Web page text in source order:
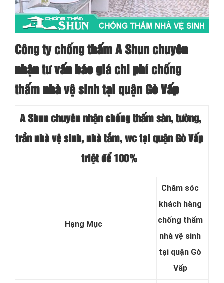
Công ty chống thấm A Shun chuyên
nhận tư vấn báo giá chi phí chống
thấm nhà vệ sinh tại quận Gò Vấp
A Shun chuyên nhận chống thấm sàn, tường,
trần nhà vệ sinh, nhà tắm, wc tại quận Gò Vấp
triệt để 100%
Hạng Mục
Chăm sóc
khách hàng
chống thấm
nhà vệ sinh
tại quận Gò
Vấp